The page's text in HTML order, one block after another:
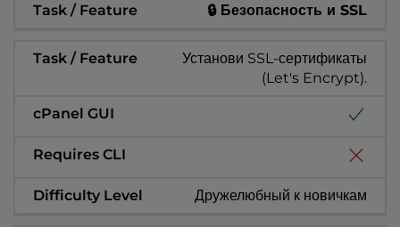
🔒 Безопасность и SSL
Установи SSL-сертификаты
(Let's Encrypt).
Дружелюбный к новичкам